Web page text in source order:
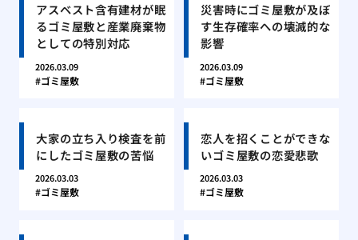
アスベスト含有建材が眠
るゴミ屋敷と産業廃棄物
としての特別対応
2026.03.09
ゴミ屋敷
災害時にゴミ屋敷が及ぼ
す生存確率への壊滅的な
影響
2026.03.09
ゴミ屋敷
大家の立ち入り検査を前
にしたゴミ屋敷の苦悩
2026.03.03
ゴミ屋敷
恋人を招くことができな
いゴミ屋敷の恋愛悲歌
2026.03.03
ゴミ屋敷